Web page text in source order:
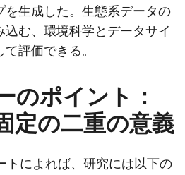
を生成した。生態系データの
む、環境科学とデータサイ
評価できる。
のポイント：
定の二重の意義
トによれば、研究には以下の